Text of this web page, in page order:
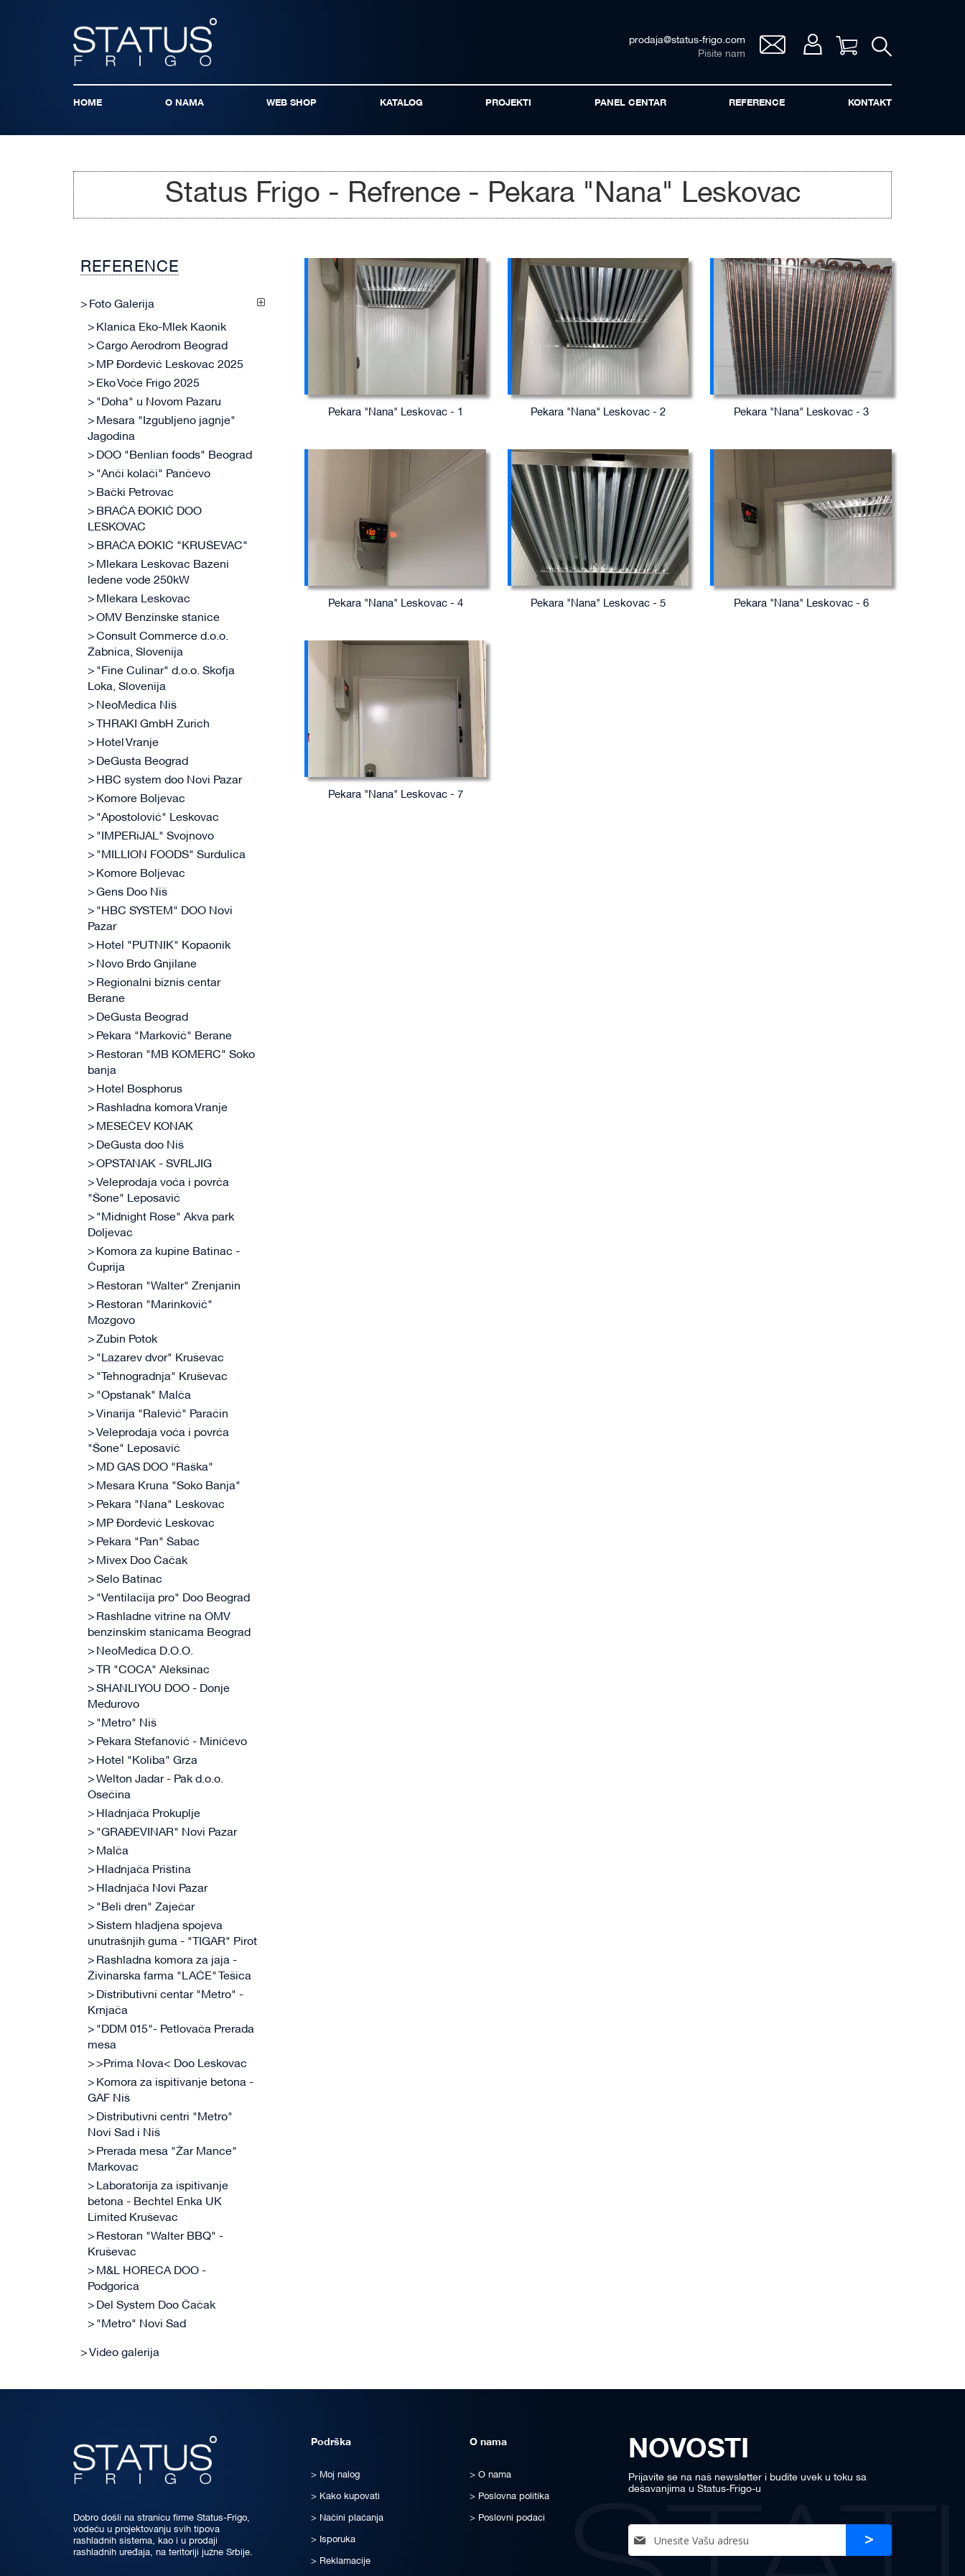
Vaša korpa
prodaja@status-frigo.com
Pišite nam
HOME O NAMA WEB SHOP KATALOG PROJEKTI PANEL CENTAR REFERENCE KONTAKT
Status Frigo - Refrence - Pekara "Nana" Leskovac
Pekara "Nana" Leskovac - 1 Pekara "Nana" Leskovac - 2 Pekara "Nana" Leskovac - 3
Pekara "Nana" Leskovac - 4 Pekara "Nana" Leskovac - 5 Pekara "Nana" Leskovac - 6
Pekara "Nana" Leskovac - 7
REFERENCE
Foto Galerija
Klanica Eko-Mlek Kaonik
Cargo Aerodrom Beograd
MP Đorđević Leskovac 2025
Eko Voće Frigo 2025
"Doha" u Novom Pazaru
Mesara "Izgubljeno jagnje"
Jagodina
DOO "Benlian foods" Beograd
"Anči kolači" Pančevo
Bački Petrovac
BRAĆA ĐOKIĆ DOO
LESKOVAC
BRAĆA ĐOKIĆ "KRUŠEVAC"
Mlekara Leskovac Bazeni
ledene vode 250kW
Mlekara Leskovac
OMV Benzinske stanice
Consult Commerce d.o.o.
Žabnica, Slovenija
"Fine Culinar" d.o.o. Skofja
Loka, Slovenija
NeoMedica Niš
THRAKI GmbH Zurich
Hotel Vranje
DeGusta Beograd
HBC system doo Novi Pazar
Komore Boljevac
"Apostolović" Leskovac
"IMPERiJAL" Svojnovo
"MILLION FOODS" Surdulica
Komore Boljevac
Gens Doo Niš
"HBC SYSTEM" DOO Novi
Pazar
Hotel "PUTNIK" Kopaonik
Novo Brdo Gnjilane
Regionalni biznis centar
Berane
DeGusta Beograd
Pekara "Marković" Berane
Restoran "MB KOMERC" Soko
banja
Hotel Bosphorus
Rashladna komora Vranje
MESEČEV KONAK
DeGusta doo Niš
OPSTANAK - SVRLJIG
Veleprodaja voća i povrća
"Šone" Leposavić
"Midnight Rose" Akva park
Doljevac
Komora za kupine Batinac -
Ćuprija
Restoran "Walter" Zrenjanin
Restoran "Marinković"
Mozgovo
Zubin Potok
"Lazarev dvor" Kruševac
"Tehnogradnja" Kruševac
"Opstanak" Malča
Vinarija "Ralević" Paraćin
Veleprodaja voća i povrća
"Šone" Leposavić
MD GAS DOO "Raška"
Mesara Kruna "Soko Banja"
Pekara "Nana" Leskovac
MP Đorđević Leskovac
Pekara "Pan" Šabac
Mivex Doo Čačak
Selo Batinac
"Ventilacija pro" Doo Beograd
Rashladne vitrine na OMV
benzinskim stanicama Beograd
NeoMedica D.O.O.
TR "COCA" Aleksinac
SHANLI YOU DOO - Donje
Međurovo
"Metro" Niš
Pekara Stefanović - Minićevo
Hotel "Koliba" Grza
Welton Jadar - Pak d.o.o.
Osečina
Hladnjača Prokuplje
"GRAĐEVINAR" Novi Pazar
Malča
Hladnjača Priština
Hladnjača Novi Pazar
"Beli dren" Zaječar
Sistem hladjena spojeva
unutrašnjih guma - "TIGAR" Pirot
Rashladna komora za jaja -
Živinarska farma "LAĆE" Tešica
Distributivni centar "Metro" -
Krnjača
"DDM 015"- Petlovača Prerada
mesa
>Prima Nova< Doo Leskovac
Komora za ispitivanje betona -
GAF Niš
Distributivni centri "Metro"
Novi Sad i Niš
Prerada mesa "Žar Mance"
Markovac
Laboratorija za ispitivanje
betona - Bechtel Enka UK
Limited Kruševac
Restoran "Walter BBQ" -
Kruševac
M&L HORECA DOO -
Podgorica
Del System Doo Čačak
"Metro" Novi Sad
Video galerija
Dobro došli na stranicu firme Status-Frigo,
vodeću u projektovanju svih tipova
rashladnih sistema, kao i u prodaji
rashladnih uređaja, na teritoriji južne Srbije.
Podrška
Moj nalog
Kako kupovati
Načini plaćanja
Isporuka
Reklamacije
O nama
O nama
Poslovna politika
Poslovni podaci
NOVOSTI
Prijavite se na naš newsletter i budite uvek u toku sa
dešavanjima u Status-Frigo-u
Up
Prijava